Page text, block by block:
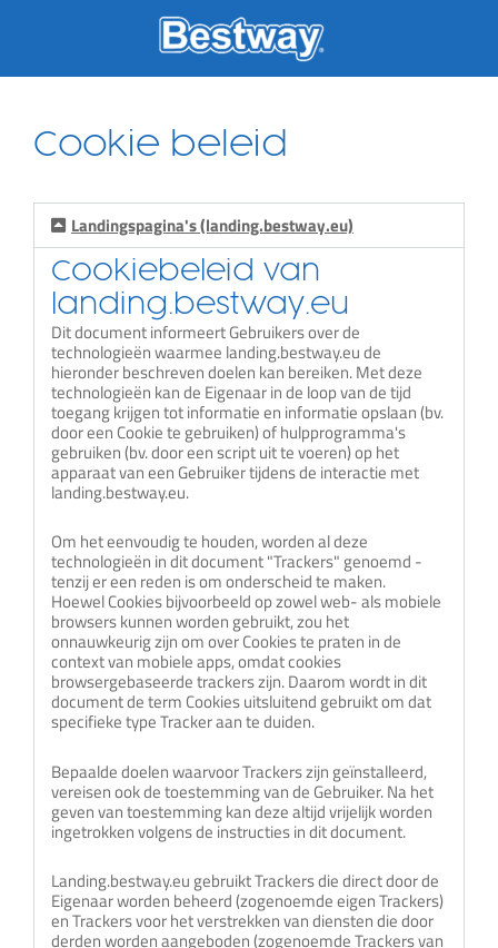
Cookie beleid
Landingspagina's (landing.bestway.eu)
Cookiebeleid van
landing.bestway.eu
Dit document informeert Gebruikers over de
technologieën waarmee landing.bestway.eu de
hieronder beschreven doelen kan bereiken. Met deze
technologieën kan de Eigenaar in de loop van de tijd
toegang krijgen tot informatie en informatie opslaan (bv.
door een Cookie te gebruiken) of hulpprogramma's
gebruiken (bv. door een script uit te voeren) op het
apparaat van een Gebruiker tijdens de interactie met
landing.bestway.eu.
Om het eenvoudig te houden, worden al deze
technologieën in dit document "Trackers" genoemd -
tenzij er een reden is om onderscheid te maken.
Hoewel Cookies bijvoorbeeld op zowel web- als mobiele
browsers kunnen worden gebruikt, zou het
onnauwkeurig zijn om over Cookies te praten in de
context van mobiele apps, omdat cookies
browsergebaseerde trackers zijn. Daarom wordt in dit
document de term Cookies uitsluitend gebruikt om dat
specifieke type Tracker aan te duiden.
Bepaalde doelen waarvoor Trackers zijn geïnstalleerd,
vereisen ook de toestemming van de Gebruiker. Na het
geven van toestemming kan deze altijd vrijelijk worden
ingetrokken volgens de instructies in dit document.
Landing.bestway.eu gebruikt Trackers die direct door de
Eigenaar worden beheerd (zogenoemde eigen Trackers)
en Trackers voor het verstrekken van diensten die door
derden worden aangeboden (zogenoemde Trackers van